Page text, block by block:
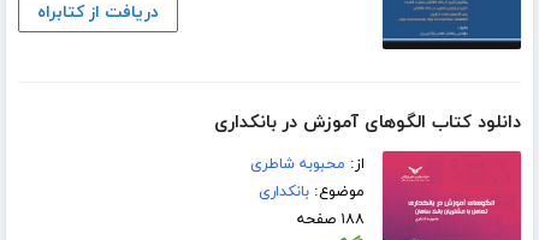
دریافت از کتابراه
دانلود کتاب الگوهای آموزش در بانکداری
از: محبوبه شاطری
موضوع:بانکداری
۱۸۸ صفحه